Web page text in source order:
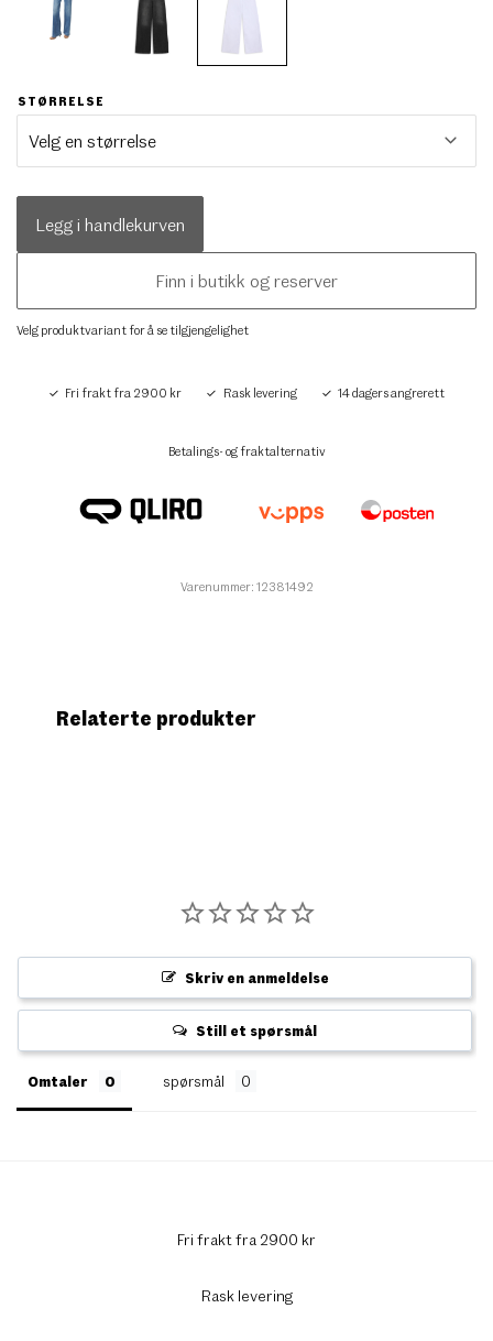
STØRRELSE
Legg i handlekurven
Finn i butikk og reserver
Velg produktvariant for å se tilgjengelighet
Fri frakt fra 2900 kr Rask levering 14 dagers angrerett
Betalings- og fraktalternativ
Varenummer: 12381492
Relaterte produkter
Skriv en anmeldelse
Still et spørsmål
Omtaler spørsmål
Fri frakt fra 2900 kr
Rask levering